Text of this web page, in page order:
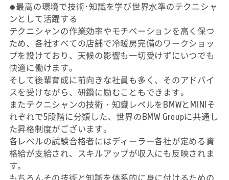
●最高の環境で技術･知識を学び世界水準のテクニシャ
ンとして活躍する
テクニシャンの作業効率やモチベーションを高く保つ
ため、各社すべての店舗で冷暖房完備のワークショッ
プを設けており、天候の影響も一切受けずにいつでも
快適に働けます。
そして後輩育成に前向きな社員も多く、そのアドバイ
スを受けながら、研鑽に励むこともできます。
またテクニシャンの技術・知識レベルをBMWとMINIそ
れぞれで5段階に分類した、世界のBMW Groupに共通し
た昇格制度がございます。
各レベルの試験合格者にはディーラー各社が定める資
格給が支給され、スキルアップが収入にも反映されま
す。